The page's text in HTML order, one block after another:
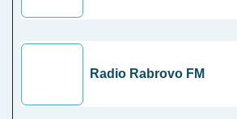
Radio Rabrovo FM